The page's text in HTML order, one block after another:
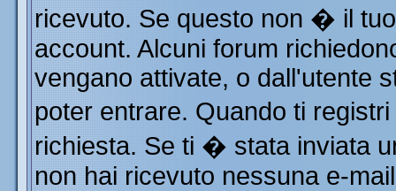
ricevuto. Se questo non � il
account. Alcuni forum
vengano attivate, o dall'utente
poter entrare. Quando ti
richiesta. Se ti � stata inviata
non hai ricevuto nessuna e-